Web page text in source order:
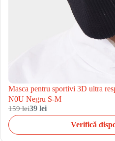
Masca pentru sportivi 3D ultra
N0U Negru S-M
159 lei39 lei
Verifică